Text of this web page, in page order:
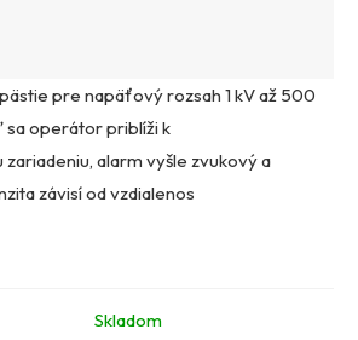
pre napäťový rozsah 1 kV až 500
sa operátor priblíži k
alarm vyšle zvukový a
závisí od vzdialenos
Skladom